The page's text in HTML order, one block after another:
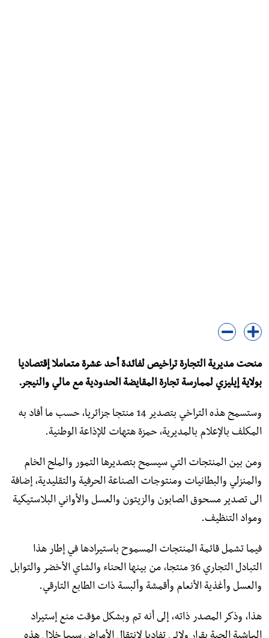
منحت مديرية التجارة تراخيص لفائدة أحد عشرة متعاملا إقتصاديا
بولاية إيليزي لممارسة تجارة المقايضة الحدودية مع مالي والنيجر.
وستسمح هذه التراخي بتصدير 14 منتجا جزائريا، حسب ما أفاد به
المكلف بالإعلام بالمديرية، حمزة هتهات للإذاعة الوطنية.
ومن بين المنتجات التي سيسمح بتصديرها التمور والملح الخام
والمنزلي والبطانيات ومنتوجات الصناعة الحرفية والتقليدية، إضافة
الى تصدير مسحوق الصابون والزيتون والعسل والأواني البلاستيكية
ومواد التنظيف.
فيما تشمل قائمة المنتجات المسموح باستيرادها في إطار هذا
التبادل التجاري 36 منتجا، من بينها الحناء والشاي الأخضر والتوابل
والعسل وأغذية الأنعام وأقمشة وألبسة ذات الطابع التارقي.
هذا، وذكر المصدر ذاته، إلى أنه تم وبشكل مؤقت منع إستيراد